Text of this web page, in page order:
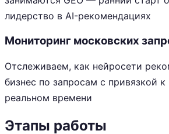
лидерство в AI-рекомендациях
Мониторинг московских
Отслеживаем, как нейросети
бизнес по запросам с привязкой
реальном времени
Этапы работы